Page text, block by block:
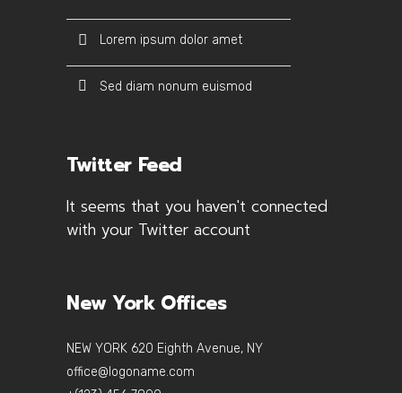
Lorem ipsum dolor amet
Sed diam nonum euismod
Twitter Feed
It seems that you haven't connected
with your Twitter account
New York Offices
NEW YORK 620 Eighth Avenue, NY
office@logoname.com